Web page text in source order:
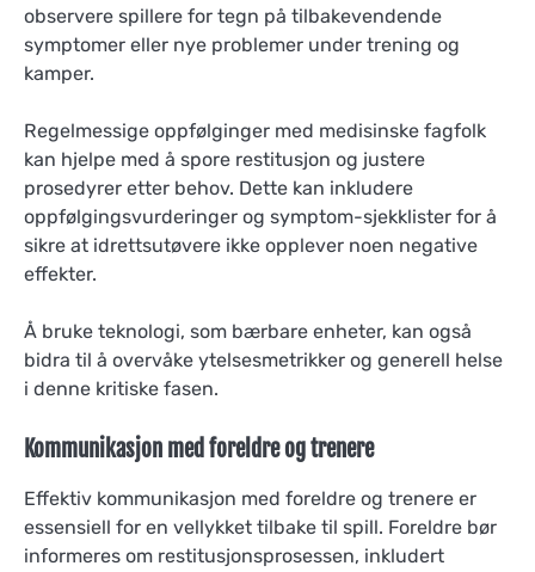
observere spillere for tegn på tilbakevendende
symptomer eller nye problemer under trening og
kamper.
Regelmessige oppfølginger med medisinske fagfolk
kan hjelpe med å spore restitusjon og justere
prosedyrer etter behov. Dette kan inkludere
oppfølgingsvurderinger og symptom-sjekklister for å
sikre at idrettsutøvere ikke opplever noen negative
effekter.
Å bruke teknologi, som bærbare enheter, kan også
bidra til å overvåke ytelsesmetrikker og generell helse
i denne kritiske fasen.
Kommunikasjon med foreldre og trenere
Effektiv kommunikasjon med foreldre og trenere er
essensiell for en vellykket tilbake til spill. Foreldre bør
informeres om restitusjonsprosessen, inkludert